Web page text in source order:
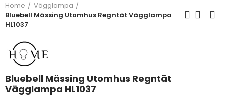
Home
Vägglampa
Bluebell Mässing Utomhus Regntät Vägglampa
HL1037
Bluebell Mässing Utomhus Regntät
Vägglampa HL1037